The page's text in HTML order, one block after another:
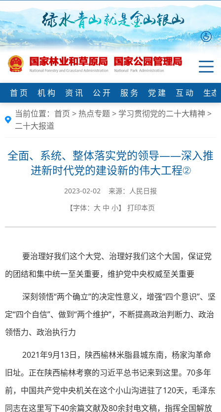
首 页 机 构 资 讯 公 开 服 务 党 建 互 动
生
当前位置： 首页 > 热点专题> 学习贯彻党的二十大精神 >
二十大报道
全面、系统、整体落实党的领导——深入推
进新时代党的建设新的伟大工程②
2023-02-02 来源：人民日报
【字体： 大 中 小】 打印本页
要治理好我们这个大党、治理好我们这个大国，保证党
的团结和集中统一至关重要，维护党中央权威至关重要
深刻领悟“两个确立”的决定性意义，增强“四个意识”、坚
定“四个自信”、做到“两个维护”，不断提高政治判断力、政治
领悟力、政治执行力
2021年9月13日，陕西榆林米脂县城东南，杨家沟革命
旧址。正在陕西榆林考察的习近平总书记来到这里。70多年
前，中国共产党中央机关在这个小山沟进驻了120天，毛泽东
同志在这里写下40余篇文献及80余封电文稿，指挥全国解放